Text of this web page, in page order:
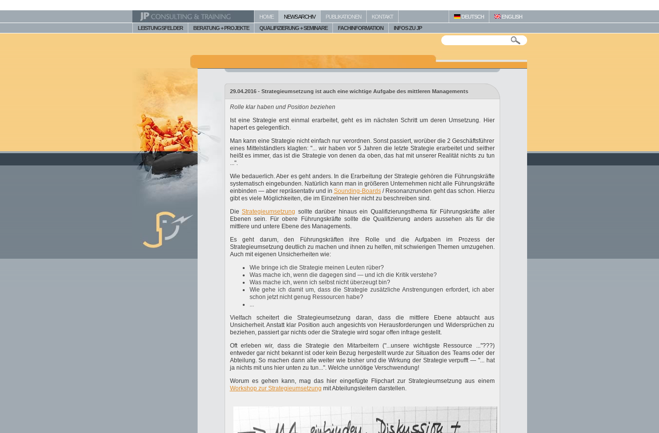
HOME NEWS ARCHIV PUBLIKATIONEN KONTAKT ENGLISH
DEUTSCH
LEISTUNGSFELDER
BERATUNG + PROJEKTE QUALIFIZIERUNG + SEMINARE FACHINFORMATION INFOS ZU JP
29.04.2016 - Strategieumsetzung ist auch eine wichtige Aufgabe des mittleren Managements
Rolle klar haben und Position beziehen
Ist eine Strategie erst einmal erarbeitet, geht es im nächsten Schritt um deren Umsetzung. Hier
hapert es gelegentlich.
Man kann eine Strategie nicht einfach nur verordnen. Sonst passiert, worüber die 2 Geschäftsführer
eines Mittelständlers klagten: "... wir haben vor 5 Jahren die letzte Strategie erarbeitet und seither
heißt es immer, das ist die Strategie von denen da oben, das hat mit unserer Realität nichts zu tun
...".
Wie bedauerlich. Aber es geht anders. In die Erarbeitung der Strategie gehören die Führungskräfte
systematisch eingebunden. Natürlich kann man in größeren Unternehmen nicht alle Führungskräfte
einbinden — aber repräsentativ und in Sounding-Boards/ Resonanzrunden geht das schon. Hierzu
gibt es viele Möglichkeiten, die im Einzelnen hier nicht zu beschreiben sind.
DieStrategieumsetzung sollte darüber hinaus ein Qualifizierungsthema für Führungskräfte aller
Ebenen sein. Für obere Führungskräfte sollte die Qualifizierung anders aussehen als für die
mittlere und untere Ebene des Managements.
Es geht darum, den Führungskräften ihre Rolle und die Aufgaben im Prozess der
Strategieumsetzung deutlich zu machen und ihnen zu helfen, mit schwierigen Themen umzugehen.
Auch mit eigenen Unsicherheiten wie:
Wie bringe ich die Strategie meinen Leuten rüber?
Was mache ich, wenn die dagegen sind — und ich die Kritik verstehe?
Was mache ich, wenn ich selbst nicht überzeugt bin?
Wie gehe ich damit um, dass die Strategie zusätzliche Anstrengungen erfordert, ich aber
schon jetzt nicht genug Ressourcen habe?
...
Vielfach scheitert die Strategieumsetzung daran, dass die mittlere Ebene abtaucht aus
Unsicherheit. Anstatt klar Position auch angesichts von Herausforderungen und Widersprüchen zu
beziehen, passiert gar nichts oder die Strategie wird sogar offen infrage gestellt.
Oft erleben wir, dass die Strategie den Mitarbeitern ("...unsere wichtigste Ressource ..."???)
entweder gar nicht bekannt ist oder kein Bezug hergestellt wurde zur Situation des Teams oder der
Abteilung. So machen dann alle weiter wie bisher und die Wirkung der Strategie verpufft — "... hat
ja nichts mit uns hier unten zu tun...". Welche unnötige Verschwendung!
Worum es gehen kann, mag das hier eingefügte Flipchart zur Strategieumsetzung aus einem
Workshop zur Strategieumsetzung mit Abteilungsleitern darstellen.